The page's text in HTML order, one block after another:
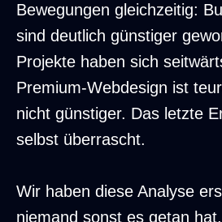
Bewegungen gleichzeitig:
sind deutlich günstiger
Projekte haben sich
Premium-Webdesign ist
nicht günstiger. Das letzte
selbst überrascht.
Wir haben diese Analyse
niemand sonst es getan